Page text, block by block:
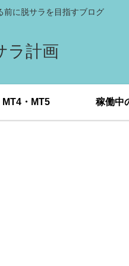
前に脱サラを目指すブログ
ラ計画
MT4・MT5 稼働中